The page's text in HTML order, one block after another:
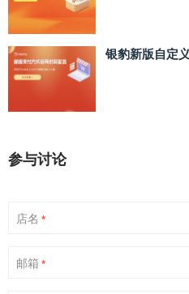
银豹新版自定
参与讨论
店名 *
邮箱 *